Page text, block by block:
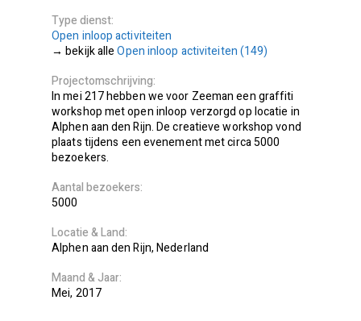
Type dienst
Open inloop activiteiten
Open inloop activiteiten (149)
Projectomschrijving
In mei 217 hebben we voor Zeeman een graffiti
workshop met open inloop verzorgd op locatie in
Alphen aan den Rijn. De creatieve workshop vond
plaats tijdens een evenement met circa 5000
bezoekers.
Aantal bezoekers
5000
Locatie
Land
Alphen aan den Rijn Nederland
Maand
Jaar
Mei 2017